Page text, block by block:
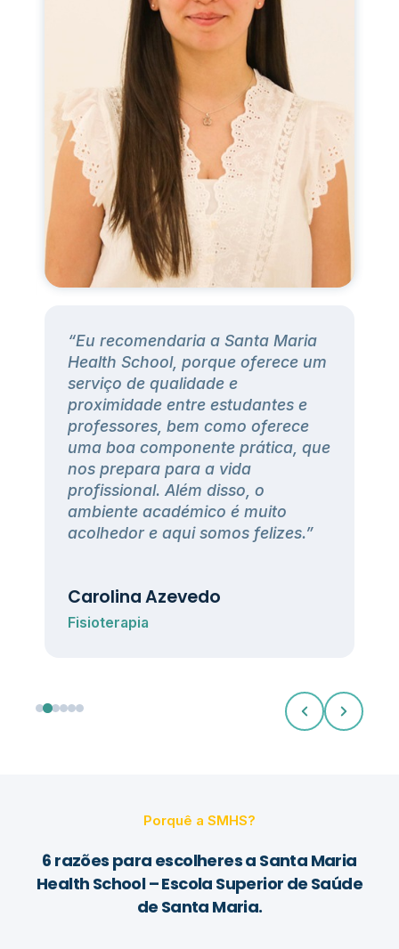
“Eu recomendaria a Santa Maria
Health School, porque oferece um
serviço de qualidade e
proximidade entre estudantes e
professores, bem como oferece
uma boa componente prática, que
nos prepara para a vida
profissional. Além disso, o
ambiente académico é muito
acolhedor e aqui somos felizes.”
Carolina Azevedo
Fisioterapia
Porquê a SMHS?
6 razões para escolheres a Santa Maria
Health School – Escola Superior de Saúde
de Santa Maria.